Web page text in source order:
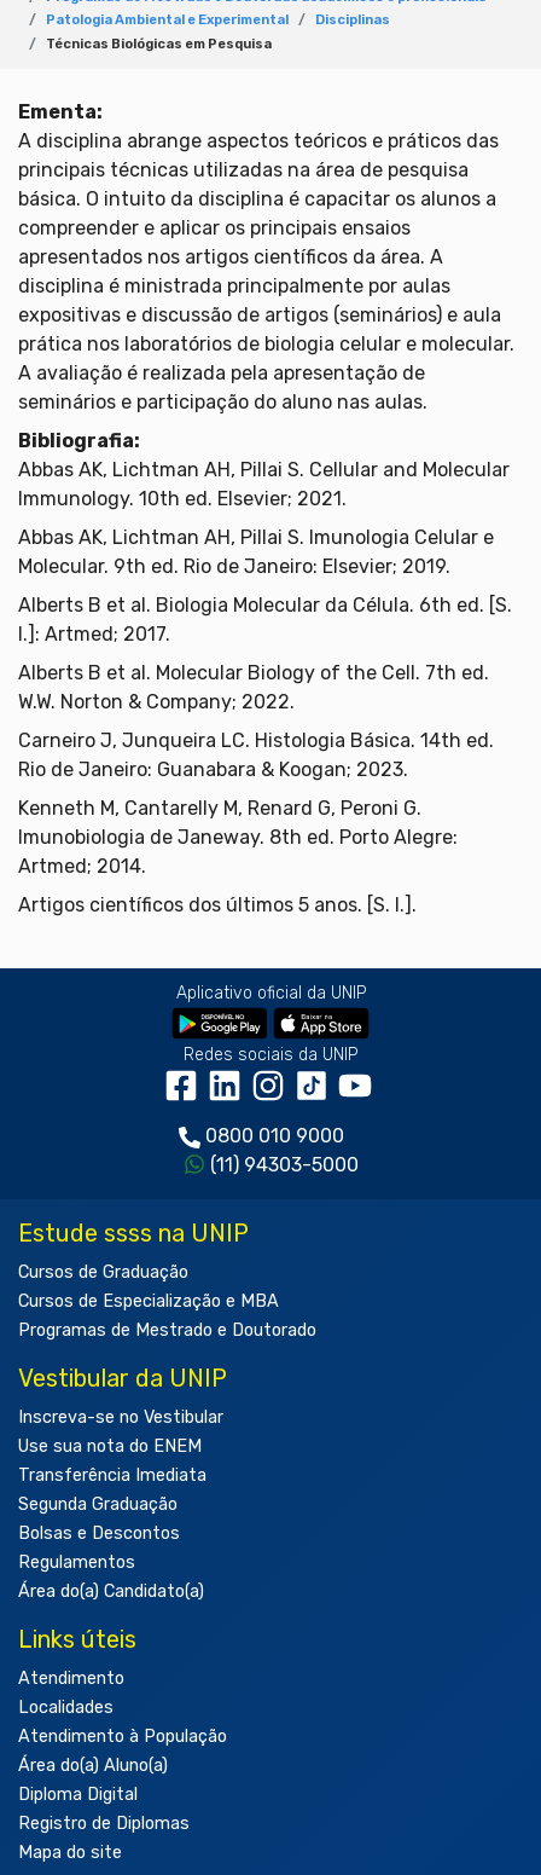
Patologia Ambiental e Experimental
Disciplinas
Técnicas Biológicas em Pesquisa
Ementa:
A disciplina abrange aspectos teóricos e práticos das
principais técnicas utilizadas na área de pesquisa
básica. O intuito da disciplina é capacitar os alunos a
compreender e aplicar os principais ensaios
apresentados nos artigos científicos da área. A
disciplina é ministrada principalmente por aulas
expositivas e discussão de artigos (seminários) e aula
prática nos laboratórios de biologia celular e molecular.
A avaliação é realizada pela apresentação de
seminários e participação do aluno nas aulas.
Bibliografia:
Abbas AK, Lichtman AH, Pillai S. Cellular and Molecular
Immunology. 10th ed. Elsevier; 2021.
Abbas AK, Lichtman AH, Pillai S. Imunologia Celular e
Molecular. 9th ed. Rio de Janeiro: Elsevier; 2019.
Alberts B et al. Biologia Molecular da Célula. 6th ed. [S.
l.]: Artmed; 2017.
Alberts B et al. Molecular Biology of the Cell. 7th ed.
W.W. Norton & Company; 2022.
Carneiro J, Junqueira LC. Histologia Básica. 14th ed.
Rio de Janeiro: Guanabara & Koogan; 2023.
Kenneth M, Cantarelly M, Renard G, Peroni G.
Imunobiologia de Janeway. 8th ed. Porto Alegre:
Artmed; 2014.
Artigos científicos dos últimos 5 anos. [S. l.].
Aplicativo oficial da UNIP
Redes sociais da UNIP
0800 010 9000
(11) 94303-5000
Estude ssss na UNIP
Cursos de Graduação
Cursos de Especialização e MBA
Programas de Mestrado e Doutorado
Vestibular da UNIP
Inscreva-se no Vestibular
Use sua nota do ENEM
Transferência Imediata
Segunda Graduação
Bolsas e Descontos
Regulamentos
Área do(a) Candidato(a)
Links úteis
Atendimento
Localidades
Atendimento à População
Área do(a) Aluno(a)
Diploma Digital
Registro de Diplomas
Mapa do site